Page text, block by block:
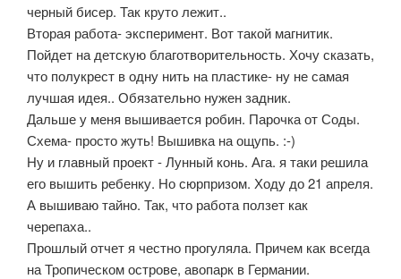
черный бисер. Так круто лежит..
Вторая работа- эксперимент. Вот такой магнитик.
Пойдет на детскую благотворительность. Хочу сказать,
что полукрест в одну нить на пластике- ну не самая
лучшая идея.. Обязательно нужен задник.
Дальше у меня вышивается робин. Парочка от Соды.
Схема- просто жуть! Вышивка на ощупь. :-)
Ну и главный проект - Лунный конь. Ага. я таки решила
его вышить ребенку. Но сюрпризом. Ходу до 21 апреля.
А вышиваю тайно. Так, что работа ползет как
черепаха..
Прошлый отчет я честно прогуляла. Причем как всегда
на Тропическом острове, авопарк в Германии.